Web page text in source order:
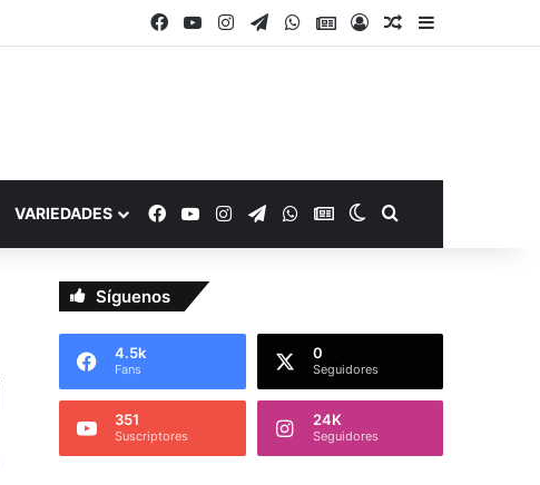
Facebook
YouTubeInstagram
TelegramWhatsApp
Google Noticias
AccesoPublicación al
Barra lateral
VARIEDADES Facebook
YouTubeInstagram
Telegram
WhatsApp
Google Noticias
Switch skin
Síguenos
4.5k
Fans
0
Seguidores
351
Suscriptores
24K
Seguidores